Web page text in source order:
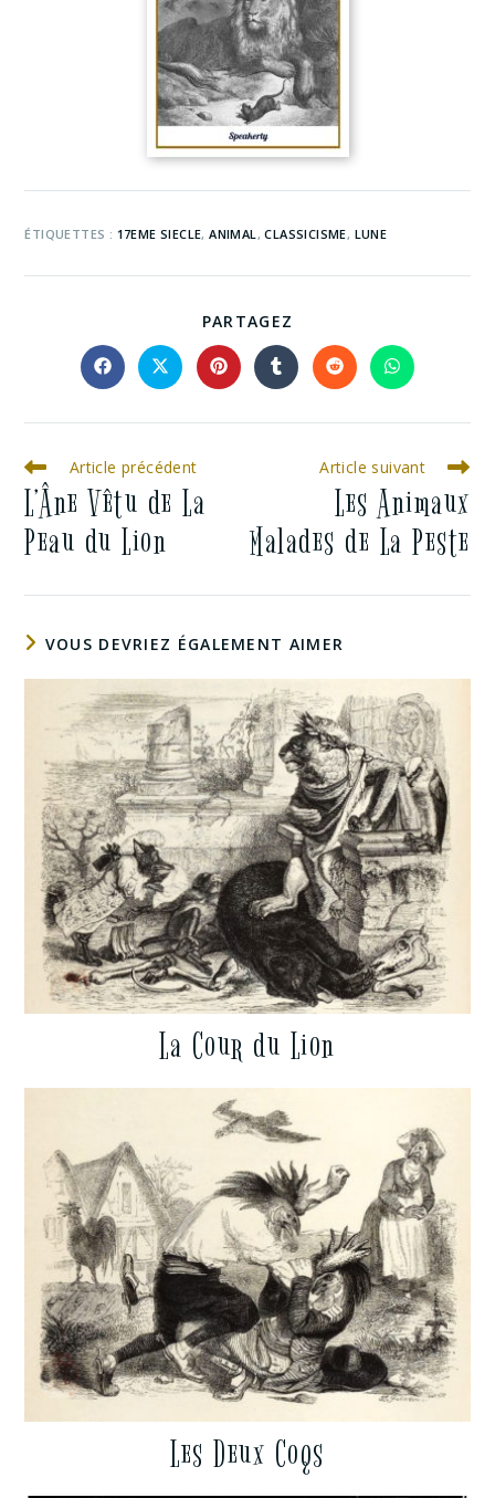
ÉTIQUETTES : 17EME SIECLE, ANIMAL, CLASSICISME, LUNE
PARTAGEZ
Article précédent
L’Âne Vêtu de La
Peau du Lion
Article suivant
Les Animaux
Malades de La Peste
VOUS DEVRIEZ ÉGALEMENT AIMER
La Cour du Lion
Les Deux Coqs